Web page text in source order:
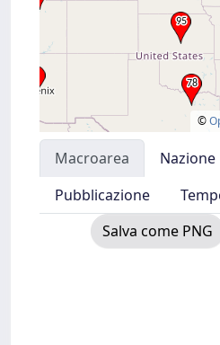
©
Macroarea Nazione
Pubblicazione
Salva come PNG